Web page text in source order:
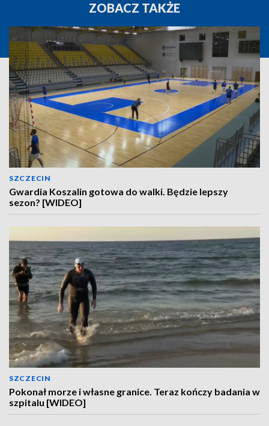
ZOBACZ TAKŻE
SZCZECIN
Gwardia Koszalin gotowa do walki. Będzie lepszy
sezon? [WIDEO]
SZCZECIN
Pokonał morze i własne granice. Teraz kończy badania w
szpitalu [WIDEO]